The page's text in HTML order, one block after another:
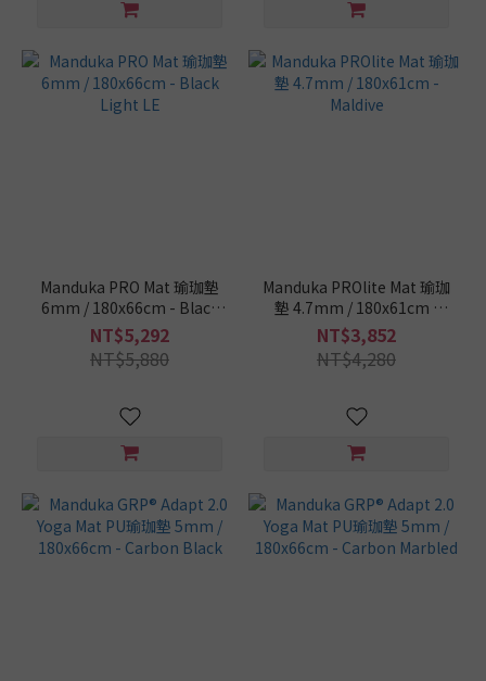
更
多
Manduka PRO Mat 瑜珈墊
6mm / 180x66cm - Black
Light LE
NT$5,292
NT$5,880
Manduka PROlite Mat 瑜珈
墊 4.7mm / 180x61cm -
Maldive
NT$3,852
NT$4,280